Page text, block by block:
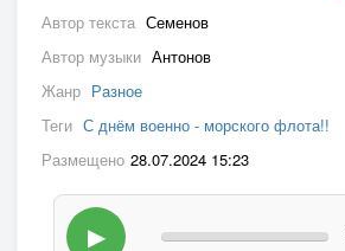
Автор текста Семенов
Автор музыки Антонов
Жанр Разное
Теги С днём военно - морского флота!!
Размещено 28.07.2024 15:23
▶